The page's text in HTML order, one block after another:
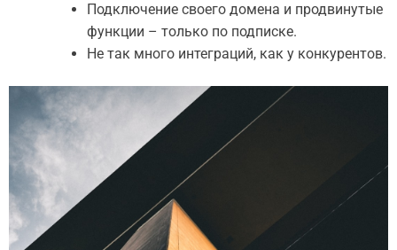
Подключение своего домена и продвинутые
функции – только по подписке.
Не так много интеграций, как у конкурентов.